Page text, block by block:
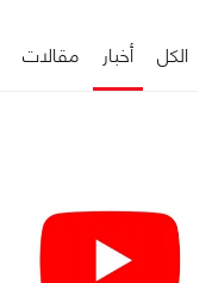
الكل أخبار مقالات